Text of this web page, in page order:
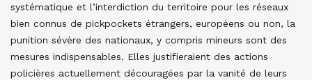
systématique et l’interdiction du territoire pour les réseaux
bien connus de pickpockets étrangers, européens ou non, la
punition sévère des nationaux, y compris mineurs sont des
mesures indispensables. Elles justifieraient des actions
policières actuellement découragées par la vanité de leurs